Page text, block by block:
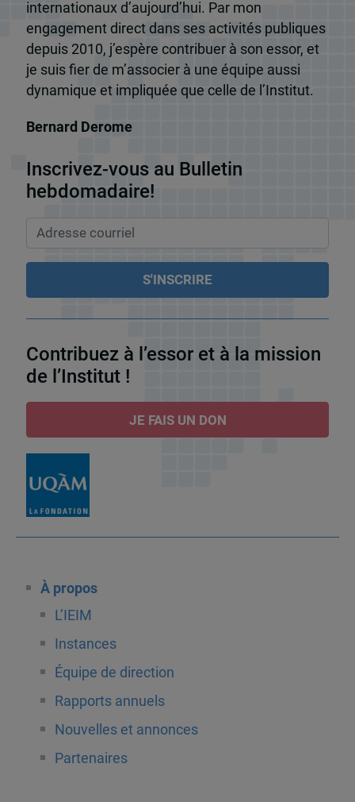
internationaux d’aujourd’hui. Par mon
engagement direct dans ses activités publiques
depuis 2010, j’espère contribuer à son essor, et
je suis fier de m’associer à une équipe aussi
dynamique et impliquée que celle de l’Institut.
Bernard Derome
Inscrivez-vous au Bulletin
hebdomadaire!
Contribuez à l’essor et à la mission
de l’Institut !
JE FAIS UN DON
À propos
L’IEIM
Instances
Équipe de direction
Rapports annuels
Nouvelles et annonces
Partenaires